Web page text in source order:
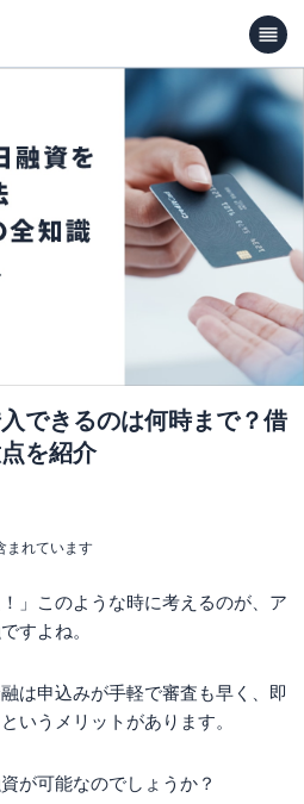
できるのは何時まで？借
を紹介
まれています
」このような時に考えるのが、ア
すよね。
は申込みが手軽で審査も早く、即
いうメリットがあります。
が可能なのでしょうか？